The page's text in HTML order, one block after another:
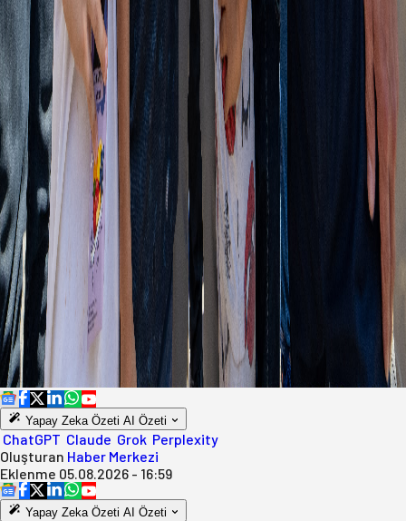
Yapay Zeka Özeti AI Özeti
ChatGPT Claude Grok Perplexity
Oluşturan Haber Merkezi
Eklenme 05.08.2026 - 16:59
Yapay Zeka Özeti AI Özeti